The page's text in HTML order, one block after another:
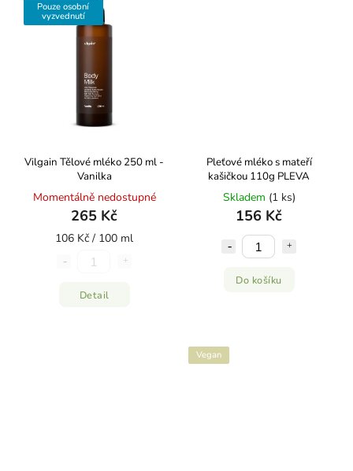
Pouze osobní
vyzvednutí
Vilgain Tělové mléko 250 ml -
Vanilka
Momentálně nedostupné
265 Kč
106 Kč / 100 ml
Detail
Pleťové mléko s mateří
kašičkou 110g PLEVA
Skladem (1 ks)
156 Kč
Do košíku
Vegan